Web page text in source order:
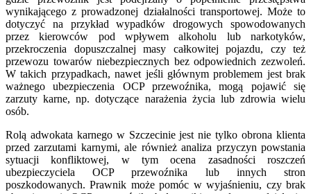
wynikającego z prowadzonej działalności transportowej. Może to
dotyczyć na przykład wypadków drogowych spowodowanych
przez kierowców pod wpływem alkoholu lub narkotyków,
przekroczenia dopuszczalnej masy całkowitej pojazdu, czy też
przewozu towarów niebezpiecznych bez odpowiednich zezwoleń.
W takich przypadkach, nawet jeśli głównym problemem jest brak
ważnego ubezpieczenia OCP przewoźnika, mogą pojawić się
zarzuty karne, np. dotyczące narażenia życia lub zdrowia wielu
osób.
Rolą adwokata karnego w Szczecinie jest nie tylko obrona klienta
przed zarzutami karnymi, ale również analiza przyczyn powstania
sytuacji konfliktowej, w tym ocena zasadności roszczeń
ubezpieczyciela OCP przewoźnika lub innych stron
poszkodowanych. Prawnik może pomóc w wyjaśnieniu, czy brak